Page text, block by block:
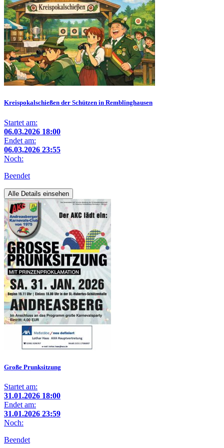
Kreispokalschießen der Schützen in Remblinghausen
Startet am:
06.03.2026 18:00
Endet am:
06.03.2026 23:55
Noch:
Beendet
Alle Details einsehen
Große Prunksitzung
Startet am:
31.01.2026 18:00
Endet am:
31.01.2026 23:59
Noch:
Beendet